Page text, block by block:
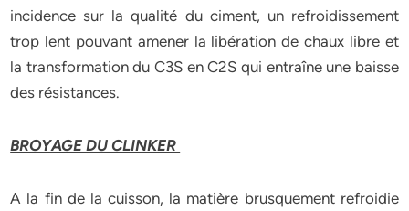
incidence sur la qualité du ciment, un refroidissement
trop lent pouvant amener la libération de chaux libre et
la transformation du C3S en C2S qui entraîne une baisse
des résistances.
BROYAGE DU CLINKER
A la fin de la cuisson, la matière brusquement refroidie